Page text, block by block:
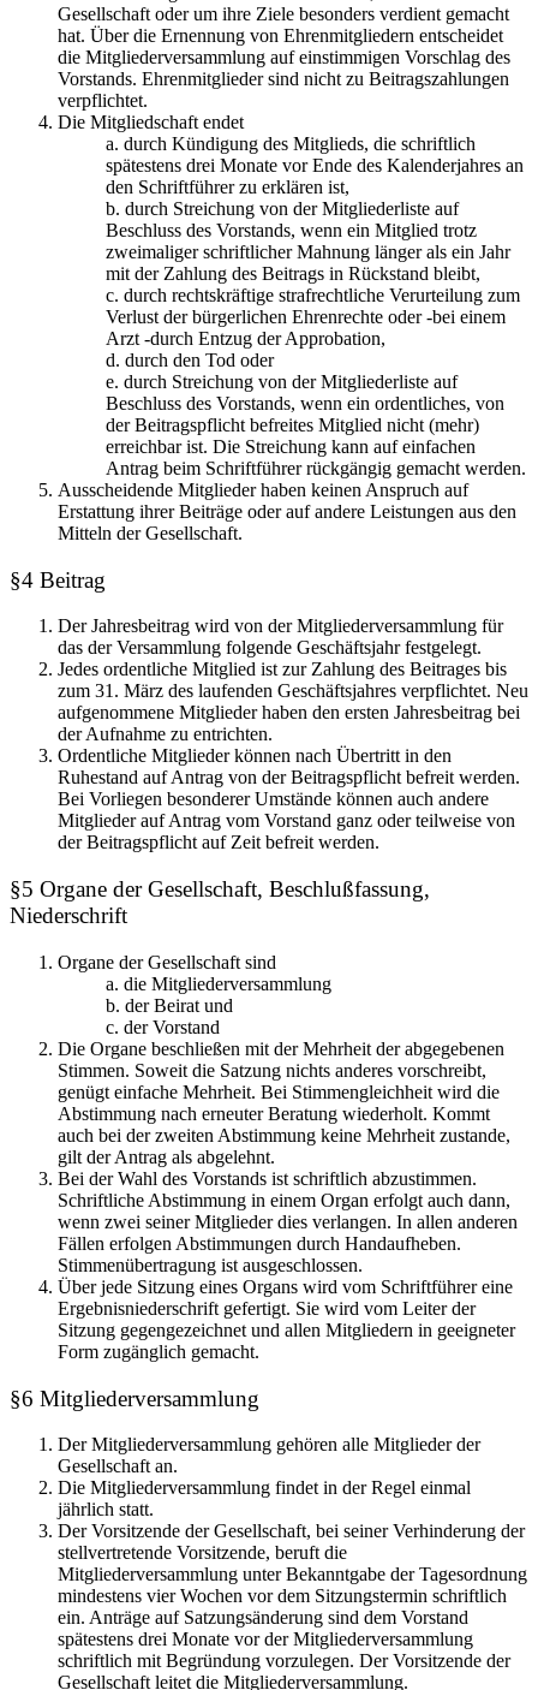
Gesellschaft oder um ihre Ziele besonders verdient gemacht
hat. Über die Ernennung von Ehrenmitgliedern entscheidet
die Mitgliederversammlung auf einstimmigen Vorschlag des
Vorstands. Ehrenmitglieder sind nicht zu Beitragszahlungen
verpflichtet.
Die Mitgliedschaft endet
a. durch Kündigung des Mitglieds, die schriftlich
spätestens drei Monate vor Ende des Kalenderjahres an
den Schriftführer zu erklären ist,
b. durch Streichung von der Mitgliederliste auf
Beschluss des Vorstands, wenn ein Mitglied trotz
zweimaliger schriftlicher Mahnung länger als ein Jahr
mit der Zahlung des Beitrags in Rückstand bleibt,
c. durch rechtskräftige strafrechtliche Verurteilung zum
Verlust der bürgerlichen Ehrenrechte oder -bei einem
Arzt -durch Entzug der Approbation,
d. durch den Tod oder
e. durch Streichung von der Mitgliederliste auf
Beschluss des Vorstands, wenn ein ordentliches, von
der Beitragspflicht befreites Mitglied nicht (mehr)
erreichbar ist. Die Streichung kann auf einfachen
Antrag beim Schriftführer rückgängig gemacht werden.
Ausscheidende Mitglieder haben keinen Anspruch auf
Erstattung ihrer Beiträge oder auf andere Leistungen aus den
Mitteln der Gesellschaft.
§4 Beitrag
Der Jahresbeitrag wird von der Mitgliederversammlung für
das der Versammlung folgende Geschäftsjahr festgelegt.
Jedes ordentliche Mitglied ist zur Zahlung des Beitrages bis
zum 31. März des laufenden Geschäftsjahres verpflichtet. Neu
aufgenommene Mitglieder haben den ersten Jahresbeitrag bei
der Aufnahme zu entrichten.
Ordentliche Mitglieder können nach Übertritt in den
Ruhestand auf Antrag von der Beitragspflicht befreit werden.
Bei Vorliegen besonderer Umstände können auch andere
Mitglieder auf Antrag vom Vorstand ganz oder teilweise von
der Beitragspflicht auf Zeit befreit werden.
§5 Organe der Gesellschaft, Beschlußfassung,
Niederschrift
Organe der Gesellschaft sind
a. die Mitgliederversammlung
b. der Beirat und
c. der Vorstand
Die Organe beschließen mit der Mehrheit der abgegebenen
Stimmen. Soweit die Satzung nichts anderes vorschreibt,
genügt einfache Mehrheit. Bei Stimmengleichheit wird die
Abstimmung nach erneuter Beratung wiederholt. Kommt
auch bei der zweiten Abstimmung keine Mehrheit zustande,
gilt der Antrag als abgelehnt.
Bei der Wahl des Vorstands ist schriftlich abzustimmen.
Schriftliche Abstimmung in einem Organ erfolgt auch dann,
wenn zwei seiner Mitglieder dies verlangen. In allen anderen
Fällen erfolgen Abstimmungen durch Handaufheben.
Stimmenübertragung ist ausgeschlossen.
Über jede Sitzung eines Organs wird vom Schriftführer eine
Ergebnisniederschrift gefertigt. Sie wird vom Leiter der
Sitzung gegengezeichnet und allen Mitgliedern in geeigneter
Form zugänglich gemacht.
§6 Mitgliederversammlung
Der Mitgliederversammlung gehören alle Mitglieder der
Gesellschaft an.
Die Mitgliederversammlung findet in der Regel einmal
jährlich statt.
Der Vorsitzende der Gesellschaft, bei seiner Verhinderung der
stellvertretende Vorsitzende, beruft die
Mitgliederversammlung unter Bekanntgabe der Tagesordnung
mindestens vier Wochen vor dem Sitzungstermin schriftlich
ein. Anträge auf Satzungsänderung sind dem Vorstand
spätestens drei Monate vor der Mitgliederversammlung
schriftlich mit Begründung vorzulegen. Der Vorsitzende der
Gesellschaft leitet die Mitgliederversammlung.